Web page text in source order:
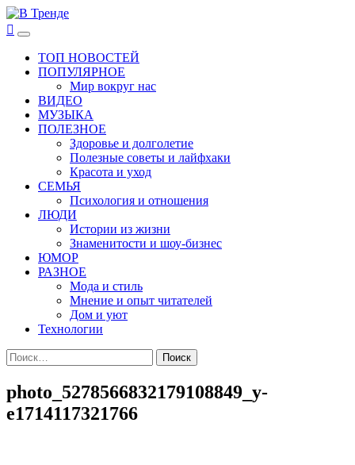
Перейти
к
содержимому
В Тренде
Самые свежие новости интернета
Основное
менюТОП НОВОСТЕЙ
ПОПУЛЯРНОЕ
Мир вокруг нас
ВИДЕО
МУЗЫКА
ПОЛЕЗНОЕ
Здоровье и долголетие
Полезные советы и лайфхаки
Красота и уход
СЕМЬЯ
Психология и отношения
ЛЮДИ
Истории из жизни
Знаменитости и шоу-бизнес
ЮМОР
РАЗНОЕ
Мода и стиль
Мнение и опыт читателей
Дом и уют
Технологии
Найти:
photo_5278566832179108849_y-
e1714117321766